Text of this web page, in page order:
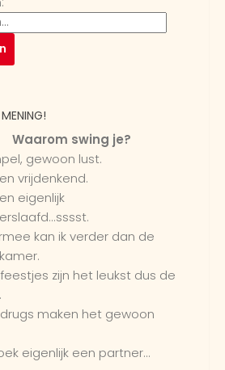
Waarom swing je?
gewoon lust.
vrijdenkend.
eigenlijk
kan ik verder dan de
zijn het leukst dus de
maken het gewoon
eigenlijk een partner...